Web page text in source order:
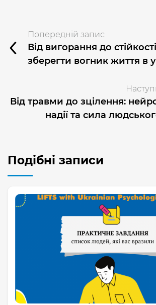
Попередній запис
Від вигорання до
зберегти вогник життя в
Від травми до зцілення:
надії та сила
Подібні записи